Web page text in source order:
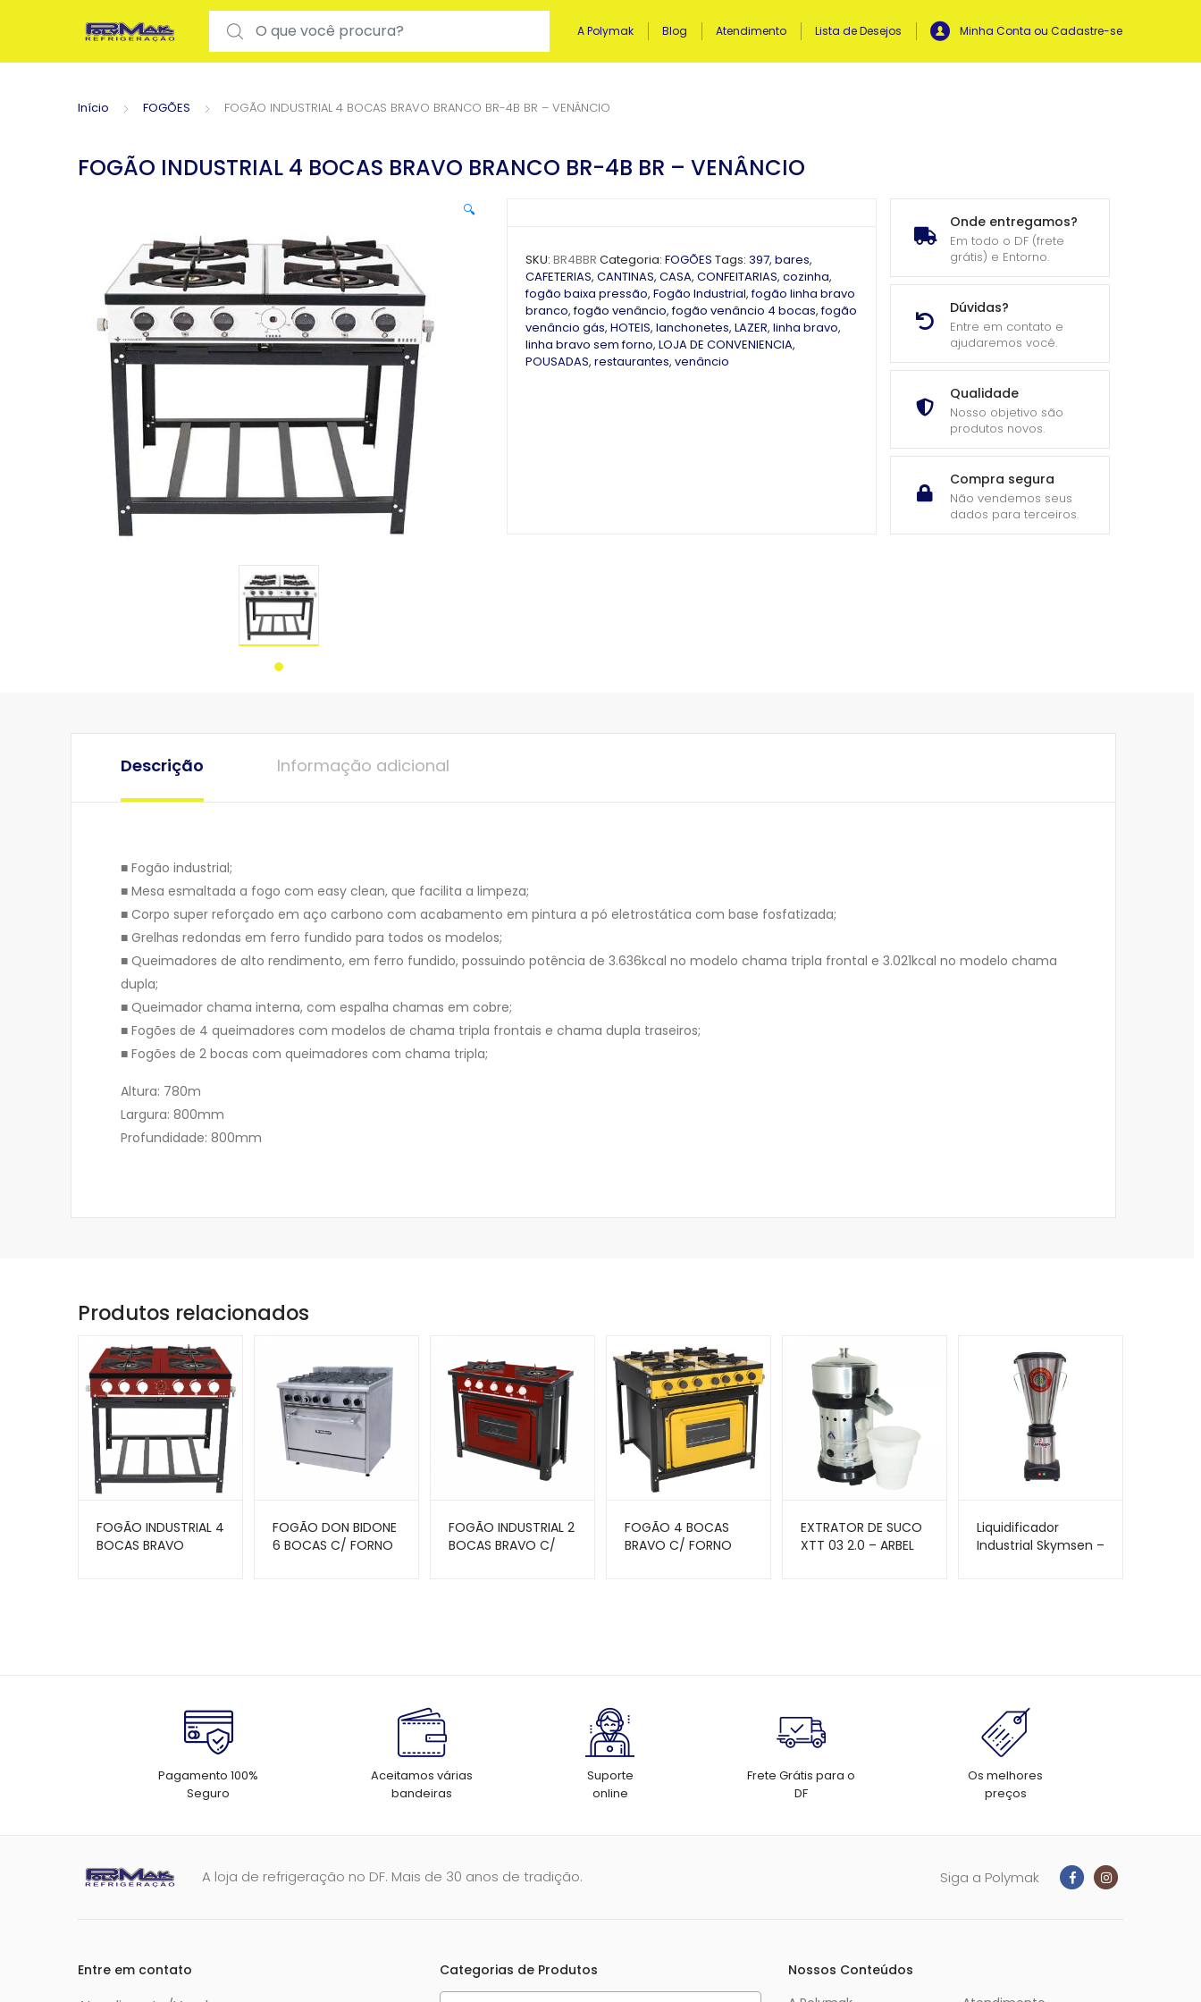
Search for:
A Polymak Blog Atendimento Lista de Desejos Minha Conta ou Cadastre-se
Início FOGÕES FOGÃO INDUSTRIAL 4 BOCAS BRAVO BRANCO BR-4B BR – VENÂNCIO
FOGÃO INDUSTRIAL 4 BOCAS BRAVO BRANCO BR-4B BR – VENÂNCIO
🔍
Onde entregamos?
Em todo o DF (frete
grátis) e Entorno.
Dúvidas?
Entre em contato e
ajudaremos você.
Qualidade
Nosso objetivo são
produtos novos.
Compra segura
Não vendemos seus
dados para terceiros.
SKU: BR4BBR Categoria: FOGÕES Tags: 397, bares,
CAFETERIAS, CANTINAS, CASA, CONFEITARIAS, cozinha,
fogão baixa pressão, Fogão Industrial,fogão linha bravo
branco,fogão venâncio,fogão venâncio 4 bocas,fogão
venâncio gás, HOTEIS, lanchonetes, LAZER, linha bravo,
linha bravo sem forno, LOJA DE CONVENIENCIA,
POUSADAS, restaurantes, venâncio
Descrição Informação adicional
■ Fogão industrial;
■ Mesa esmaltada a fogo com easy clean, que facilita a limpeza;
■ Corpo super reforçado em aço carbono com acabamento em pintura a pó eletrostática com base fosfatizada;
■ Grelhas redondas em ferro fundido para todos os modelos;
■ Queimadores de alto rendimento, em ferro fundido, possuindo potência de 3.636kcal no modelo chama tripla frontal e 3.021kcal no modelo chama
dupla;
■ Queimador chama interna, com espalha chamas em cobre;
■ Fogões de 4 queimadores com modelos de chama tripla frontais e chama dupla traseiros;
■ Fogões de 2 bocas com queimadores com chama tripla;
Altura: 780m
Largura: 800mm
Profundidade: 800mm
Produtos relacionados
FOGÃO INDUSTRIAL 4
BOCAS BRAVO
FOGÃO DON BIDONE
6 BOCAS C/ FORNO
FOGÃO INDUSTRIAL 2
BOCAS BRAVO C/
FOGÃO 4 BOCAS
BRAVO C/ FORNO
EXTRATOR DE SUCO
XTT 03 2.0 – ARBEL
Liquidificador
Industrial Skymsen –
Pagamento 100%
Seguro
Aceitamos várias
bandeiras
Suporte
online
Frete Grátis para o
DF
Os melhores
preços
A loja de refrigeração no DF. Mais de 30 anos de tradição. Siga a Polymak
Entre em contato Categorias de Produtos
Nossos Conteúdos